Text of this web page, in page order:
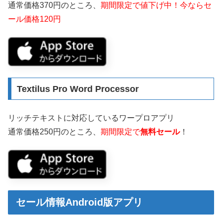
通常価格370円のところ、 期間限定で値下げ中！今ならセ
ール価格120円
Textilus Pro Word Processor
リッチテキストに対応しているワープロアプリ
通常価格250円のところ、 期間限定で無料セール！
セール情報Android版アプリ